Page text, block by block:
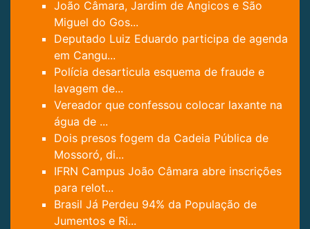
João Câmara, Jardim de Angicos e São
Miguel do Gos...
Deputado Luiz Eduardo participa de agenda
em Cangu...
Polícia desarticula esquema de fraude e
lavagem de...
Vereador que confessou colocar laxante na
água de ...
Dois presos fogem da Cadeia Pública de
Mossoró, di...
IFRN Campus João Câmara abre inscrições
para relot...
Brasil Já Perdeu 94% da População de
Jumentos e Ri...